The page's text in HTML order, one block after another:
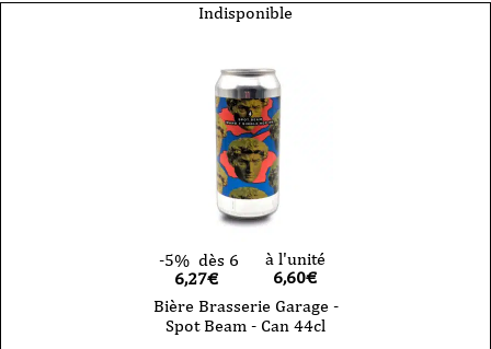
Indisponible
-5% dès 6
6,27€
à l'unité
6,60€
Bière Brasserie Garage -
Spot Beam - Can 44cl